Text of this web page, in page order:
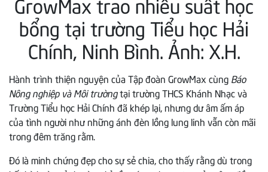
bổng tại trường Tiểu học Hải
Chính, Ninh Bình. Ảnh: X.H.
Hành trình thiện nguyện của Tập đoàn GrowMax cùng Báo
Nông nghiệp và Môi trườngtại trường THCS Khánh Nhạc và
Trường Tiểu học Hải Chính đã khép lại, nhưng dư âm ấm áp
của tình người như những ánh đèn lồng lung linh vẫn còn mãi
trong đêm trăng rằm.
Đó là minh chứng đẹp cho sự sẻ chia, cho thấy rằng dù trong